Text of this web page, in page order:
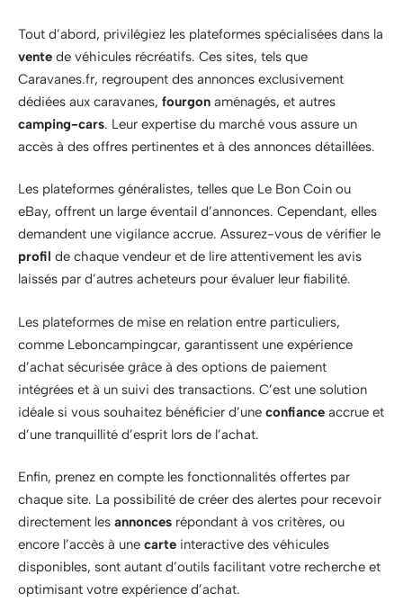
Tout d’abord, privilégiez les plateformes spécialisées dans la
vente de véhicules récréatifs. Ces sites, tels que
Caravanes.fr, regroupent des annonces exclusivement
dédiées aux caravanes, fourgon aménagés, et autres
camping-cars. Leur expertise du marché vous assure un
accès à des offres pertinentes et à des annonces détaillées.
Les plateformes généralistes, telles que Le Bon Coin ou
eBay, offrent un large éventail d’annonces. Cependant, elles
demandent une vigilance accrue. Assurez-vous de vérifier le
profil de chaque vendeur et de lire attentivement les avis
laissés par d’autres acheteurs pour évaluer leur fiabilité.
Les plateformes de mise en relation entre particuliers,
comme Leboncampingcar, garantissent une expérience
d’achat sécurisée grâce à des options de paiement
intégrées et à un suivi des transactions. C’est une solution
idéale si vous souhaitez bénéficier d’une confiance accrue et
d’une tranquillité d’esprit lors de l’achat.
Enfin, prenez en compte les fonctionnalités offertes par
chaque site. La possibilité de créer des alertes pour recevoir
directement les annonces répondant à vos critères, ou
encore l’accès à une carte interactive des véhicules
disponibles, sont autant d’outils facilitant votre recherche et
optimisant votre expérience d’achat.